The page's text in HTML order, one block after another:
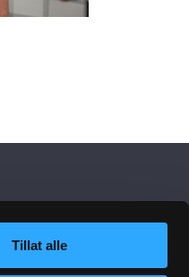
Tillat alle